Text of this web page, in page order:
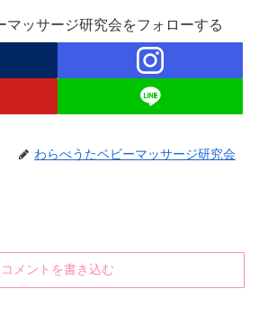
マッサージ研究会をフォローする
わらべうたベビーマッサージ研究会
コメントを書き込む